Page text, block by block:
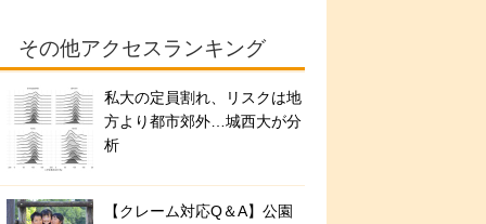
その他アクセスランキング
私大の定員割れ、リスクは地
方より都市郊外…城西大が分
析
【クレーム対応Q＆A】公園